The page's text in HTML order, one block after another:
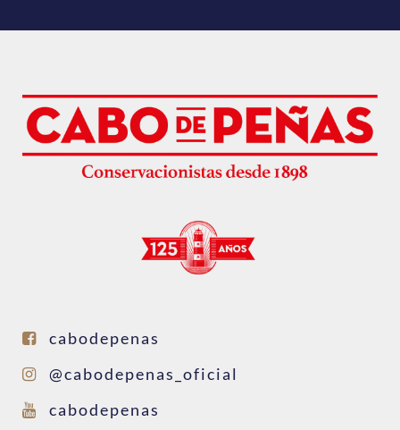
cabodepenas
@cabodepenas_oficial
cabodepenas